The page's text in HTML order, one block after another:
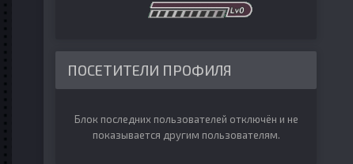
ПОСЕТИТЕЛИ ПРОФИЛЯ
Блок последних пользователей отключён и не
показывается другим пользователям.